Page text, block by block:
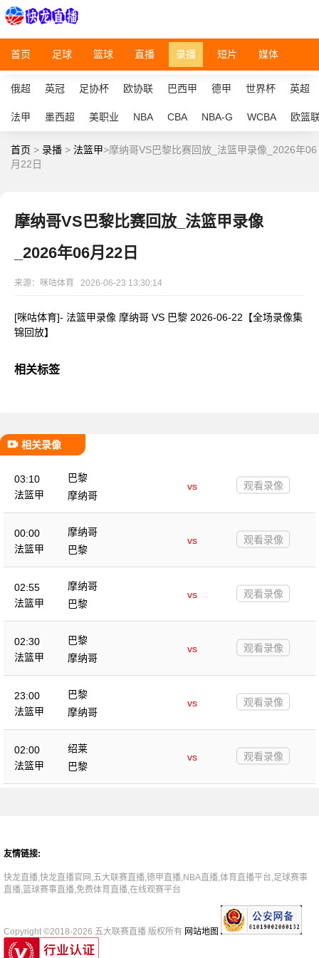
首页 足球 篮球 直播 录播 短片 媒体
俄超 英冠 足协杯 欧协联 巴西甲 德甲 世界杯 英超
法甲 墨西超 美职业 NBA CBA NBA-G WCBA 欧篮
首页 > 录播 > 法篮甲>摩纳哥VS巴黎比赛回放_法篮甲录像_2026年06
月22日
摩纳哥VS巴黎比赛回放_法篮甲录像
_2026年06月22日
来源：咪咕体育 2026-06-23 13:30:14
[咪咕体育]- 法篮甲录像 摩纳哥 VS 巴黎 2026-06-22【全场录像集
锦回放】
相关标签
相关录像
03:10
法篮甲
巴黎
vs
摩纳哥
观看录像
00:00
法篮甲
摩纳哥
vs
巴黎
观看录像
02:55
法篮甲
摩纳哥
vs
巴黎
观看录像
02:30
法篮甲
巴黎
vs
摩纳哥
观看录像
23:00
法篮甲
巴黎
vs
摩纳哥
观看录像
02:00
法篮甲
绍莱
vs
巴黎
观看录像
友情链接:
快龙直播,快龙直播官网,五大联赛直播,德甲直播,NBA直播,体育直播平台,足球赛事
直播,篮球赛事直播,免费体育直播,在线观赛平台
Copyright ©2018-2026 五大联赛直播 版权所有 网站地图